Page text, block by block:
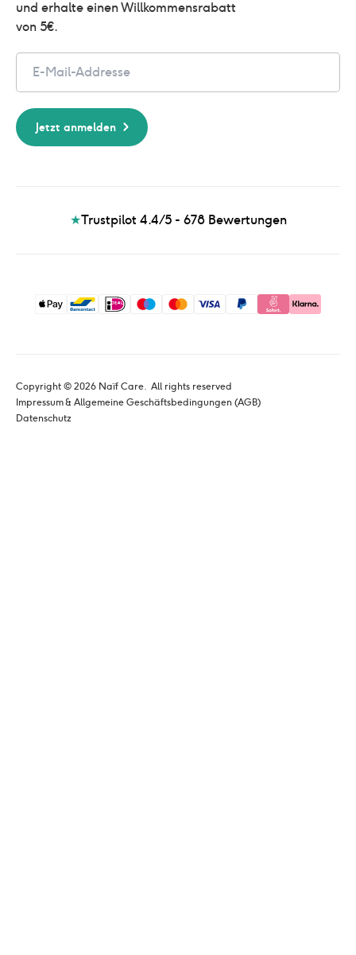
und erhalte einen Willkommensrabatt
von 5€.
Email
Jetzt anmelden
★Trustpilot 4.4/5 - 678 Bewertungen
Copyright © 2026 Naïf Care. All rights reserved
Impressum & Allgemeine Geschäftsbedingungen (AGB)
Datenschutz